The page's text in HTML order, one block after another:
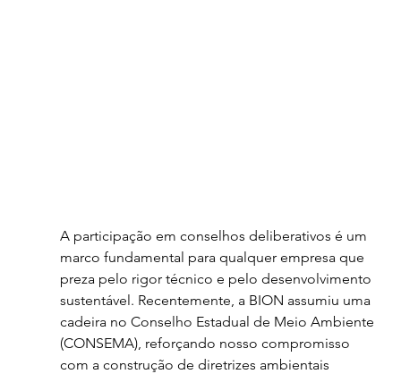
A participação em conselhos deliberativos é um
marco fundamental para qualquer empresa que
preza pelo rigor técnico e pelo desenvolvimento
sustentável. Recentemente, a BION assumiu uma
cadeira no Conselho Estadual de Meio Ambiente
(CONSEMA), reforçando nosso compromisso
com a construção de diretrizes ambientais